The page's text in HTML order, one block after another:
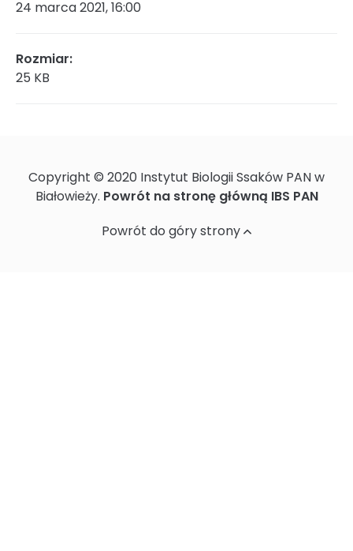
Zamówienia publiczne
Ochrona danych osobowych
24 marca 2021, 16:00
Rozmiar:
25 KB
Copyright © 2020 Instytut Biologii Ssaków PAN w
Białowieży. Powrót na stronę główną IBS PAN
Powrót do góry strony